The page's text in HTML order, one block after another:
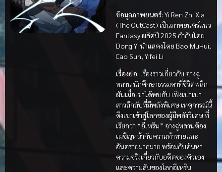
ข้อมูลภาพยนตร์: Yi Ren Zhi Xia
(The OutCast) เป็นภาพยนตร์แนว
Fantasy ผลิตปี 2025 กำกับโดย
Dong Yi นำแสดงโดย Bao MuHui,
Cao Sun, Yifei Li
เรื่องย่อ: เรื่องราวเกี่ยวกับ จางฉู่
หลาน นักศึกษาธรรมดาที่ชีวิตพลิก
ผันเมื่อเขาได้พบกับ เฟิงเป่าเปา
สาวลึกลับที่มีพลังพิเศษ เหตุการณ์นี้
ดึงเขาเข้าสู่โลกของผู้มีพลังวิเศษ ที่
เรียกว่า “อีเหริน” จางฉู่หลานต้อง
เผชิญหน้ากับความท้าทายและ
อันตรายมากมาย พร้อมกับค้นหา
ความจริงเกี่ยวกับอดีตของตัวเอง
และความลับของโลกอีเหริน